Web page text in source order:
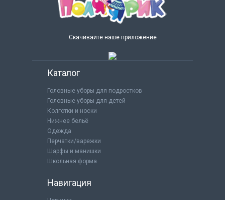
Скачивайте наше приложение
Каталог
Головные уборы для подростков
Головные уборы для детей
Колготки и носки
Нижнее бельё
Одежда
Перчатки/варежки
Шарфы и манишки
Школьная форма
Навигация